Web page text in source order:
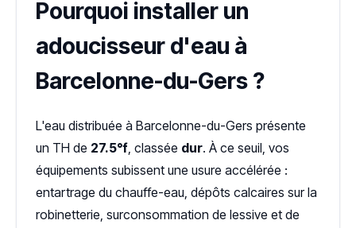
Pourquoi installer un
adoucisseur d'eau à
Barcelonne-du-Gers ?
L'eau distribuée à Barcelonne-du-Gers présente
un TH de 27.5°f, classée dur. À ce seuil, vos
équipements subissent une usure accélérée :
entartrage du chauffe-eau, dépôts calcaires sur la
robinetterie, surconsommation de lessive et de